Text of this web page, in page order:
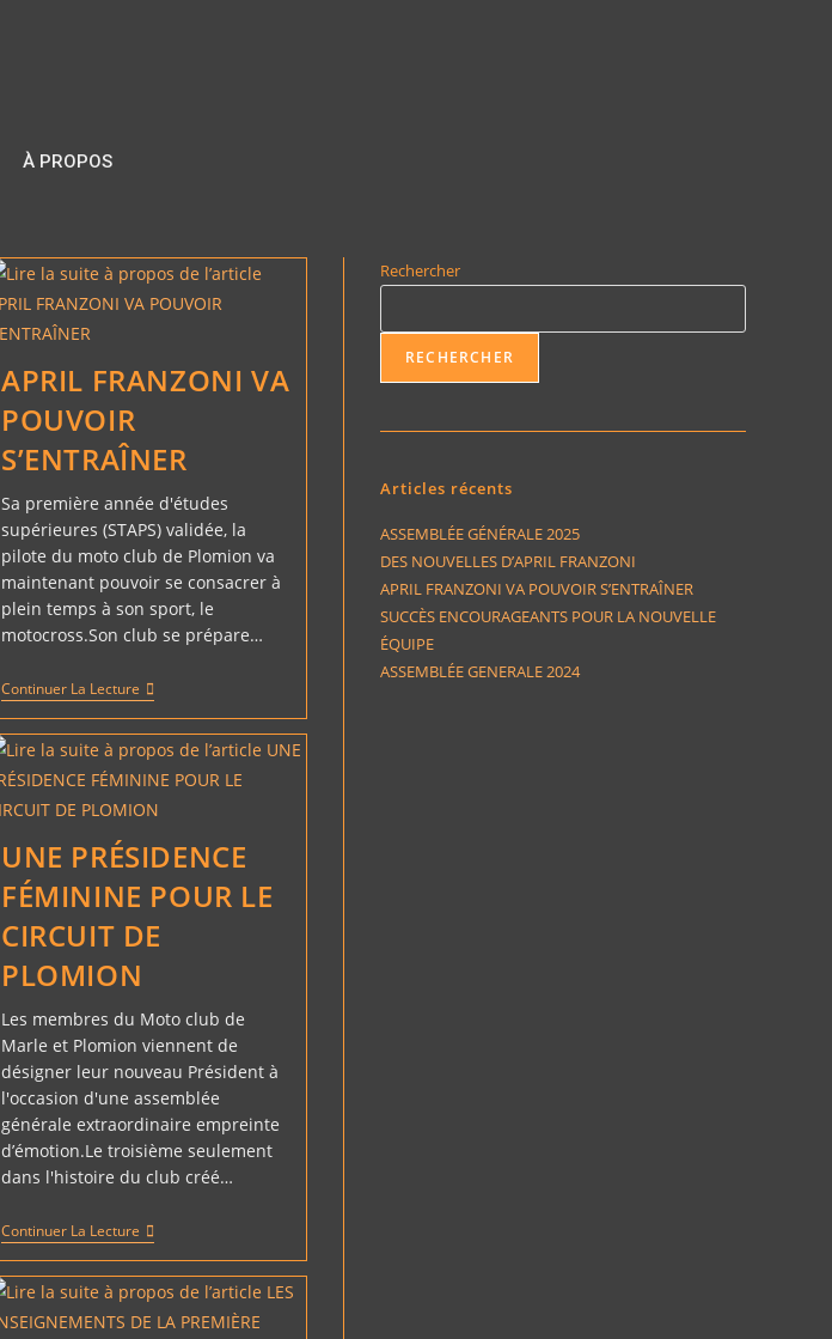
À PROPOS
APRIL FRANZONI VA
POUVOIR
S’ENTRAÎNER
Sa première année d'études
supérieures (STAPS) validée, la
pilote du moto club de Plomion va
maintenant pouvoir se consacrer à
plein temps à son sport, le
motocross.Son club se prépare…
Continuer La Lecture APRIL
FRANZONI
VA
POUVOIR
S’ENTRAÎNER
UNE PRÉSIDENCE
FÉMININE POUR LE
CIRCUIT DE
PLOMION
Les membres du Moto club de
Marle et Plomion viennent de
désigner leur nouveau Président à
l'occasion d'une assemblée
générale extraordinaire empreinte
d’émotion.Le troisième seulement
dans l'histoire du club créé…
Continuer La Lecture UNE
PRÉSIDENCE
FÉMININE
POUR
LE
CIRCUIT
Rechercher
RECHERCHER
Articles récents
ASSEMBLÉE GÉNÉRALE 2025
DES NOUVELLES D’APRIL FRANZONI
APRIL FRANZONI VA POUVOIR S’ENTRAÎNER
SUCCÈS ENCOURAGEANTS POUR LA NOUVELLE
ÉQUIPE
ASSEMBLÉE GENERALE 2024